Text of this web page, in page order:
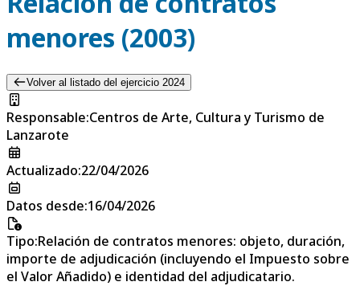
menores (2003)
Volver al listado del ejercicio 2024
Responsable:Centros de Arte, Cultura y Turismo de
Lanzarote
Actualizado:22/04/2026
Datos desde:16/04/2026
Tipo:Relación de contratos menores: objeto, duración,
importe de adjudicación (incluyendo el Impuesto sobre
el Valor Añadido) e identidad del adjudicatario.